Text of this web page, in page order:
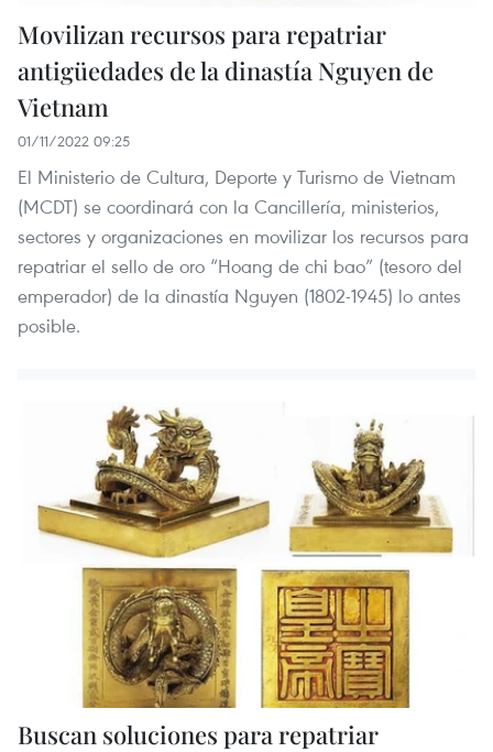
Movilizan recursos para repatriar
antigüedades de la dinastía Nguyen de
Vietnam
01/11/2022 09:25
El Ministerio de Cultura, Deporte y Turismo de Vietnam
(MCDT) se coordinará con la Cancillería, ministerios,
sectores y organizaciones en movilizar los recursos para
repatriar el sello de oro “Hoang de chi bao” (tesoro del
emperador) de la dinastía Nguyen (1802-1945) lo antes
posible.
Buscan soluciones para repatriar